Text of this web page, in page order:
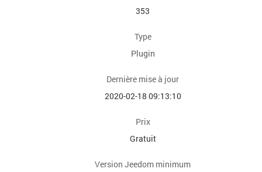
353
Type
Plugin
Dernière mise à jour
2020-02-18 09:13:10
Prix
Gratuit
Version Jeedom minimum